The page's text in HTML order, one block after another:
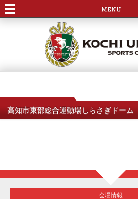
menu
高知市東部総合運動場しらさぎドーム
会場情報